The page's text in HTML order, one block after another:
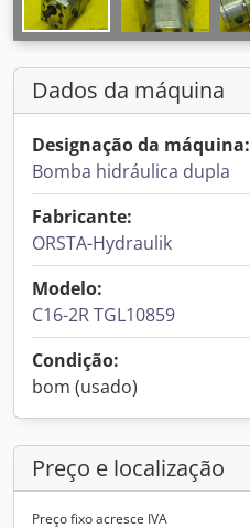
Dados da máquina
Designação da máquina:
Bomba hidráulica dupla
Fabricante:
ORSTA-Hydraulik
Modelo:
C16-2R TGL10859
Condição:
bom (usado)
Preço e localização
Preço fixo acresce IVA